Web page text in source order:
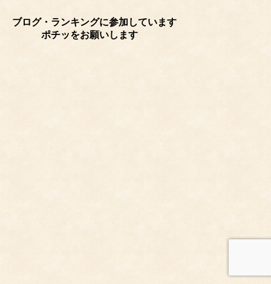
ブログ・ランキングに参加しています
ポチッをお願いします